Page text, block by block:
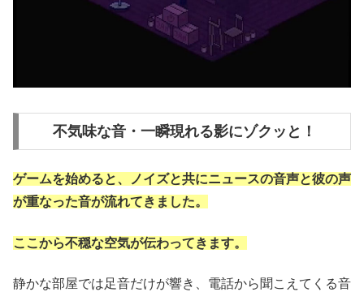
不気味な音・一瞬現れる影にゾクッと！
ゲームを始めると、ノイズと共にニュースの音声と彼の声
が重なった音が流れてきました。
ここから不穏な空気が伝わってきます。
静かな部屋では足音だけが響き、電話から聞こえてくる音